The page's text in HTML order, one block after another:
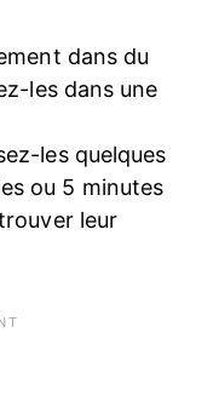
dans du
les dans une
les quelques
ou 5 minutes
leur